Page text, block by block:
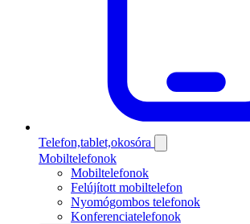
Telefon,tablet,okosóra
Mobiltelefonok
Mobiltelefonok
Felújított mobiltelefon
Nyomógombos telefonok
Konferenciatelefonok